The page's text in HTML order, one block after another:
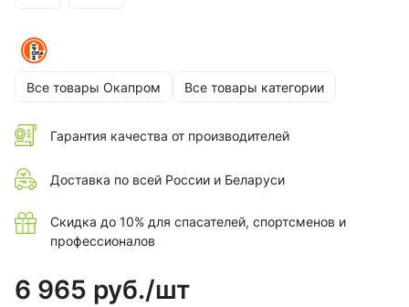
Все товары Окапром Все товары категории
Гарантия качества от производителей
Доставка по всей России и Беларуси
Скидка до 10% для спасателей, спортсменов и
профессионалов
6 965 руб./шт